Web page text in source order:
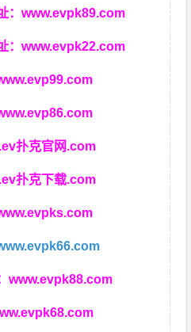
：www.evpk89.com
：www.evpk22.com
扑克官网.com
扑克下载.com
www.evpk88.com